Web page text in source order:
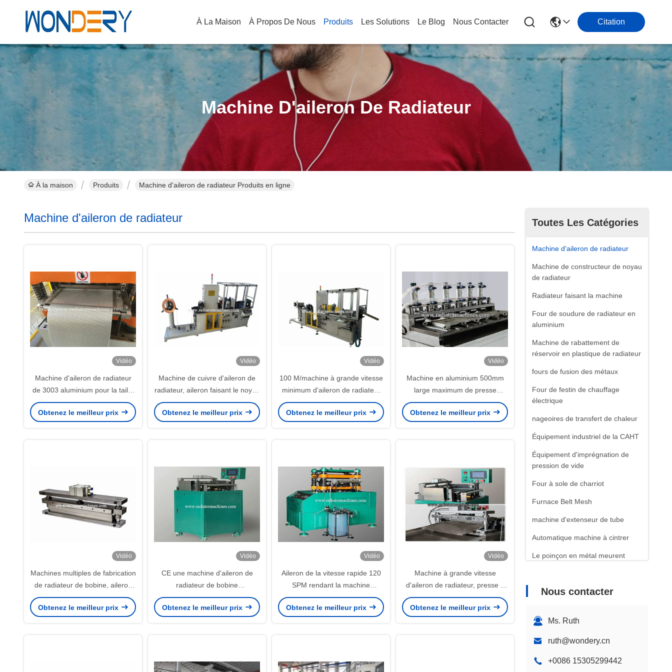
À La Maison À Propos De Nous Produits Les Solutions Le Blog Nous Contacter Citation
Machine D'aileron De Radiateur
À la maison Produits Machine d'aileron de radiateur Produits en ligne
Toutes Les Catégories
Machine d'aileron de radiateur
Machine de constructeur de noyau
de radiateur
Radiateur faisant la machine
Four de soudure de radiateur en
aluminium
Machine de rabattement de
réservoir en plastique de radiateur
fours de fusion des métaux
Four de festin de chauffage
électrique
nageoires de transfert de chaleur
Équipement industriel de la CAHT
Équipement d'imprégnation de
pression de vide
Four à sole de charriot
Furnace Belt Mesh
machine d'extenseur de tube
Automatique machine à cintrer
Le poinçon en métal meurent
Nous contacter
Ms. Ruth
ruth@wondery.cn
+0086 15305299442
Machine d'aileron de radiateur
Vidéo
Machine d'aileron de radiateur
de 3003 aluminium pour la taille
de 45mm avec la représentation
stable
Obtenez le meilleur prix
Vidéo
Machine de cuivre d'aileron de
radiateur, aileron faisant le noyau
de rangées de la machine 1 - 4
Obtenez le meilleur prix
Vidéo
100 M/machine à grande vitesse
minimum d'aileron de radiateur
avec le rouleau combiné de
largeur
Obtenez le meilleur prix
Vidéo
Machine en aluminium 500mm
large maximum de presse
d'aileron emboutissant l'aileron
onduleux de 80 SPM à faible
Obtenez le meilleur prix
Vidéo
Machines multiples de fabrication
de radiateur de bobine, aileron
de radiateur formant la machine
Obtenez le meilleur prix
Vidéo
CE une machine d'aileron de
radiateur de bobine
emboutissant l'aileron onduleux
120 SPM 300mm au loin
Obtenez le meilleur prix
Vidéo
Aileron de la vitesse rapide 120
SPM rendant la machine
emboutissant l'aileron
lancéiforme de compensation
Obtenez le meilleur prix
Vidéo
Machine à grande vitesse
d'aileron de radiateur, presse à
emboutir 300mm d'aileron en
aluminium au loin
Obtenez le meilleur prix